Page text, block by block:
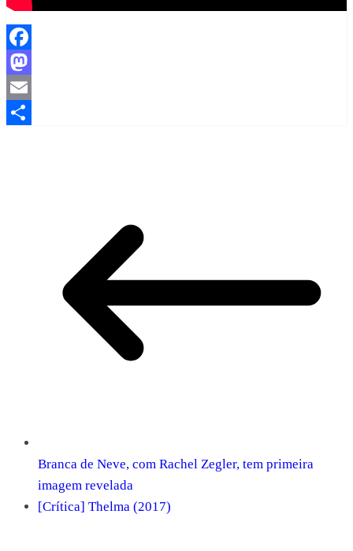
Facebook
Mastodon
Email
Branca de Neve, com Rachel Zegler, tem primeira
imagem revelada
[Crítica] Thelma (2017)